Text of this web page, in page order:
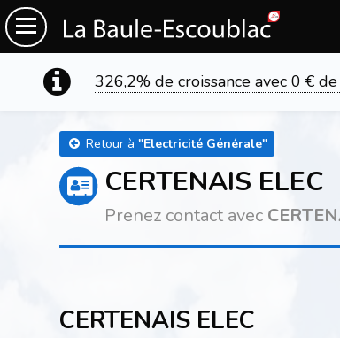
326,2% de croissance avec 0 €
Retour à "Electricité Générale"
CERTENAIS ELEC
Prenez contact avec
CERTENAIS ELEC